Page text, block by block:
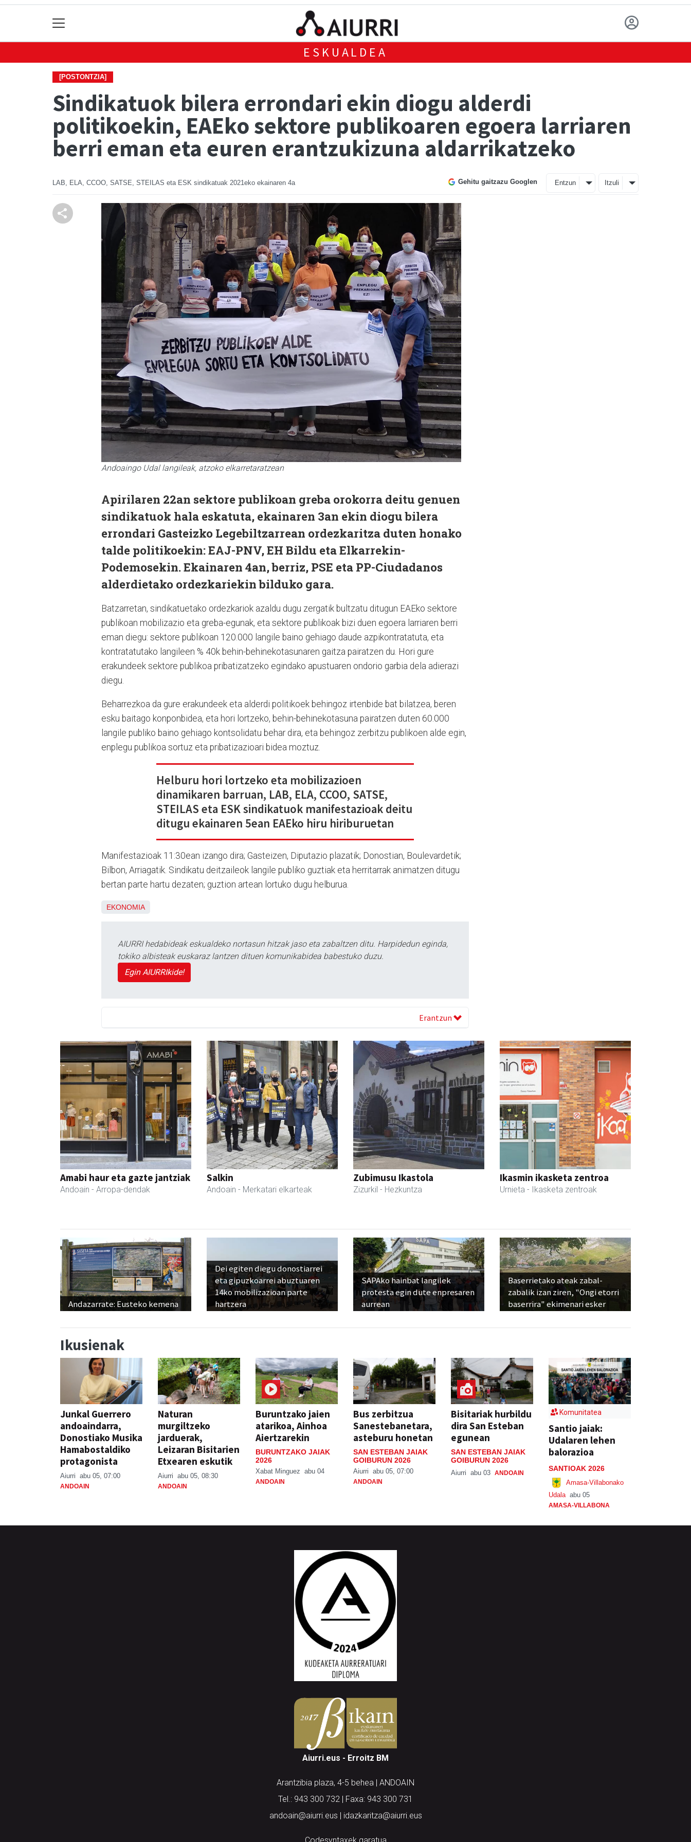
ESKUALDEA
[POSTONTZIA]
Sindikatuok bilera errondari ekin diogu alderdi
politikoekin, EAEko sektore publikoaren egoera larriaren
berri eman eta euren erantzukizuna aldarrikatzeko
LAB, ELA, CCOO, SATSE, STEILAS eta ESK sindikatuak 2021eko ekainaren 4a Gehitu gaitzazu Googlen Entzun Itzuli
Andoaingo Udal langileak, atzoko elkarretaratzean
Apirilaren 22an sektore publikoan greba orokorra deitu genuen
sindikatuok hala eskatuta, ekainaren 3an ekin diogu bilera
errondari Gasteizko Legebiltzarrean ordezkaritza duten honako
talde politikoekin: EAJ-PNV, EH Bildu eta Elkarrekin-
Podemosekin. Ekainaren 4an, berriz, PSE eta PP-Ciudadanos
alderdietako ordezkariekin bilduko gara.
Batzarretan, sindikatuetako ordezkariok azaldu dugu zergatik bultzatu ditugun EAEko sektore
publikoan mobilizazio eta greba-egunak, eta sektore publikoak bizi duen egoera larriaren berri
eman diegu: sektore publikoan 120.000 langile baino gehiago daude azpikontratatuta, eta
kontratatutako langileen % 40k behin-behinekotasunaren gaitza pairatzen du. Hori gure
erakundeek sektore publikoa pribatizatzeko egindako apustuaren ondorio garbia dela adierazi
diegu.
Beharrezkoa da gure erakundeek eta alderdi politikoek behingoz irtenbide bat bilatzea, beren
esku baitago konponbidea, eta hori lortzeko, behin-behinekotasuna pairatzen duten 60.000
langile publiko baino gehiago kontsolidatu behar dira, eta behingoz zerbitzu publikoen alde egin,
enplegu publikoa sortuz eta pribatizazioari bidea moztuz.
Helburu hori lortzeko eta mobilizazioen
dinamikaren barruan, LAB, ELA, CCOO, SATSE,
STEILAS eta ESK sindikatuok manifestazioak deitu
ditugu ekainaren 5ean EAEko hiru hiriburuetan
Manifestazioak 11:30ean izango dira; Gasteizen, Diputazio plazatik; Donostian, Boulevardetik;
Bilbon, Arriagatik. Sindikatu deitzaileok langile publiko guztiak eta herritarrak animatzen ditugu
bertan parte hartu dezaten; guztion artean lortuko dugu helburua.
EKONOMIA
AIURRI hedabideak eskualdeko nortasun hitzak jaso eta zabaltzen ditu. Harpidedun eginda,
tokiko albisteak euskaraz lantzen dituen komunikabidea babestuko duzu.
Egin AIURRIkide!
Erantzun
Amabi haur eta gazte jantziak
Andoain - Arropa-dendak
Salkin
Andoain - Merkatari elkarteak
Zubimusu Ikastola
Zizurkil - Hezkuntza
Ikasmin ikasketa zentroa
Urnieta - Ikasketa zentroak
Andazarrate: Eusteko kemena
Dei egiten diegu donostiarrei
eta gipuzkoarrei abuztuaren
14ko mobilizazioan parte
hartzera
SAPAko hainbat langilek
protesta egin dute enpresaren
aurrean
Baserrietako ateak zabal-
zabalik izan ziren, "Ongi etorri
baserrira" ekimenari esker
Ikusienak
Junkal Guerrero
andoaindarra,
Donostiako Musika
Hamabostaldiko
protagonista
Aiurri abu 05, 07:00
ANDOAIN
Naturan
murgiltzeko
jarduerak,
Leizaran Bisitarien
Etxearen eskutik
Aiurri abu 05, 08:30
ANDOAIN
Buruntzako jaien
atarikoa, Ainhoa
Aiertzarekin
BURUNTZAKO JAIAK
2026
Xabat Minguez abu 04
ANDOAIN
Bus zerbitzua
Sanestebanetara,
asteburu honetan
SAN ESTEBAN JAIAK
GOIBURUN 2026
Aiurri abu 05, 07:00
ANDOAIN
Bisitariak hurbildu
dira San Esteban
egunean
SAN ESTEBAN JAIAK
GOIBURUN 2026
Aiurri abu 03 ANDOAIN
Komunitatea
Santio jaiak:
Udalaren lehen
balorazioa
SANTIOAK 2026
Amasa-Villabonako
Udala abu 05
AMASA-VILLABONA
Aiurri.eus - Erroitz BM
Arantzibia plaza, 4-5 behea | ANDOAIN
Tel.: 943 300 732 | Faxa: 943 300 731
andoain@aiurri.eus | idazkaritza@aiurri.eus